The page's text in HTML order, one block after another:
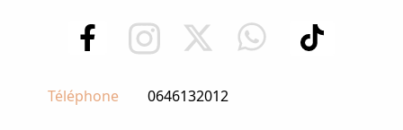
Téléphone 0646132012